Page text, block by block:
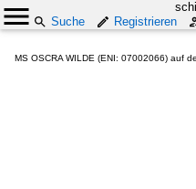
Suche
Registrieren
MS OSCRA WILDE (ENI: 07002066) auf